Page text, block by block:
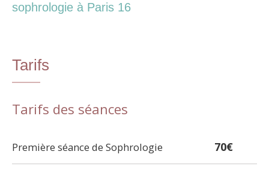
sophrologie à Paris 16
Tarifs
Tarifs des séances
Première séance de Sophrologie 70€